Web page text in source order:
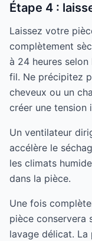
Étape 4 :
Laissez votre
complètement
à 24 heures
fil. Ne précipitez
cheveux ou un
créer une tension
Un ventilateur
accélère le
les climats
dans la pièce.
Une fois
pièce conservera
lavage délicat.